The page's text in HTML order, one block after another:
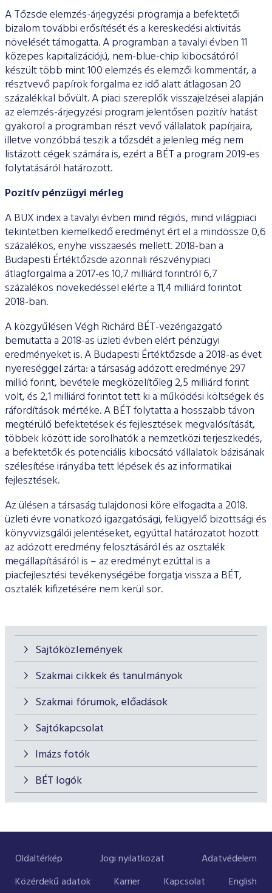
Sajtóközlemények
Szakmai cikkek és tanulmányok
Szakmai fórumok, előadások
Sajtókapcsolat
Imázs fotók
BÉT logók
A Tőzsde elemzés-árjegyzési programja a befektetői
bizalom további erősítését és a kereskedési aktivitás
növelését támogatta. A programban a tavalyi évben 11
közepes kapitalizációjú, nem-blue-chip kibocsátóról
készült több mint 100 elemzés és elemzői kommentár, a
résztvevő papírok forgalma ez idő alatt átlagosan 20
százalékkal bővült. A piaci szereplők visszajelzései alapján
az elemzés-árjegyzési program jelentősen pozitív hatást
gyakorol a programban részt vevő vállalatok papírjaira,
illetve vonzóbbá teszik a tőzsdét a jelenleg még nem
listázott cégek számára is, ezért a BÉT a program 2019-es
folytatásáról határozott.
Pozitív pénzügyi mérleg
A BUX index a tavalyi évben mind régiós, mind világpiaci
tekintetben kiemelkedő eredményt ért el a mindössze 0,6
százalékos, enyhe visszaesés mellett. 2018-ban a
Budapesti Értéktőzsde azonnali részvénypiaci
átlagforgalma a 2017-es 10,7 milliárd forintról 6,7
százalékos növekedéssel elérte a 11,4 milliárd forintot
2018-ban.
A közgyűlésen Végh Richárd BÉT-vezérigazgató
bemutatta a 2018-as üzleti évben elért pénzügyi
eredményeket is. A Budapesti Értéktőzsde a 2018-as évet
nyereséggel zárta: a társaság adózott eredménye 297
millió forint, bevétele megközelítőleg 2,5 milliárd forint
volt, és 2,1 milliárd forintot tett ki a működési költségek és
ráfordítások mértéke. A BÉT folytatta a hosszabb távon
megtérülő befektetések és fejlesztések megvalósítását,
többek között ide sorolhatók a nemzetközi terjeszkedés,
a befektetők és potenciális kibocsátó vállalatok bázisának
szélesítése irányába tett lépések és az informatikai
fejlesztések.
Az ülésen a társaság tulajdonosi köre elfogadta a 2018.
üzleti évre vonatkozó igazgatósági, felügyelő bizottsági és
könyvvizsgálói jelentéseket, egyúttal határozatot hozott
az adózott eredmény felosztásáról és az osztalék
megállapításáról is – az eredményt ezúttal is a
piacfejlesztési tevékenységébe forgatja vissza a BÉT,
osztalék kifizetésére nem kerül sor.
Oldaltérkép Jogi nyilatkozat
Adatvédelem
Közérdekű adatok
Karrier Kapcsolat English